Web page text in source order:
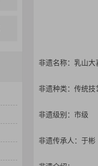
非遗名称：乳山大
非遗种类：传统技
非遗级别：市级
非遗传承人：于彬